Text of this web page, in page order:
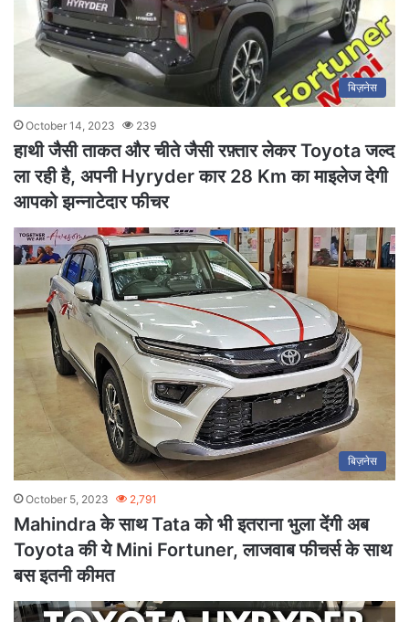
बिज़नेस
October 14, 2023 239
हाथी जैसी ताकत और चीते जैसी रफ़्तार लेकर Toyota जल्द
ला रही है, अपनी Hyryder कार 28 Km का माइलेज देगी
आपको झन्नाटेदार फीचर
बिज़नेस
October 5, 2023 2,791
Mahindra के साथ Tata को भी इतराना भुला देंगी अब
Toyota की ये Mini Fortuner, लाजवाब फीचर्स के साथ
बस इतनी कीमत